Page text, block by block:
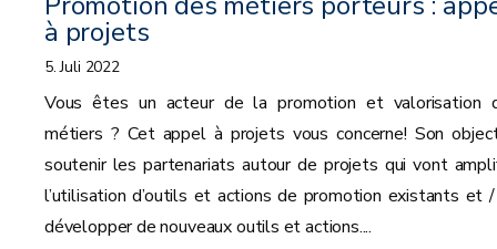
à projets
5. Juli 2022
Vous êtes un acteur de la promotion et valorisation
métiers ? Cet appel à projets vous concerne! Son
soutenir les partenariats autour de projets qui vont
l’utilisation d’outils et actions de promotion existants et
développer de nouveaux outils et actions....